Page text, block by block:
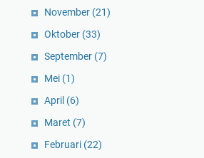
November (21)
Oktober (33)
September (7)
Mei (1)
April (6)
Maret (7)
Februari (22)